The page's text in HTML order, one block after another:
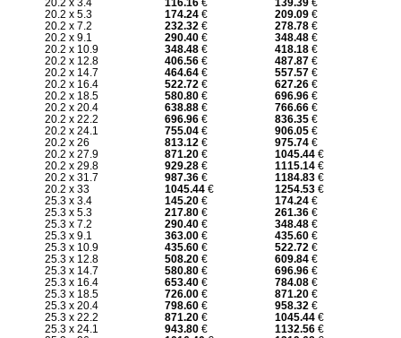
20.2 x 3.4 116.16€ 139.39€
20.2 x 5.3
174.24€ 209.09€
20.2 x 7.2
232.32€ 278.78€
20.2 x 9.1
290.40€ 348.48€
20.2 x 10.9
348.48€ 418.18€
20.2 x 12.8
406.56€ 487.87€
20.2 x 14.7
464.64€ 557.57€
20.2 x 16.4
522.72€ 627.26€
20.2 x 18.5
580.80€ 696.96€
20.2 x 20.4
638.88€ 766.66€
20.2 x 22.2
696.96€ 836.35€
20.2 x 24.1
755.04€ 906.05€
20.2 x 26
813.12€ 975.74€
20.2 x 27.9
871.20€ 1045.44€
20.2 x 29.8
929.28€ 1115.14€
20.2 x 31.7
987.36€ 1184.83€
20.2 x 33
1045.44€ 1254.53€
25.3 x 3.4
145.20€ 174.24€
25.3 x 5.3
217.80€ 261.36€
25.3 x 7.2
290.40€ 348.48€
25.3 x 9.1
363.00€ 435.60€
25.3 x 10.9
435.60€ 522.72€
25.3 x 12.8
508.20€ 609.84€
25.3 x 14.7
580.80€ 696.96€
25.3 x 16.4
653.40€ 784.08€
25.3 x 18.5
726.00€ 871.20€
25.3 x 20.4
798.60€ 958.32€
25.3 x 22.2
871.20€ 1045.44€
25.3 x 24.1
943.80€ 1132.56€